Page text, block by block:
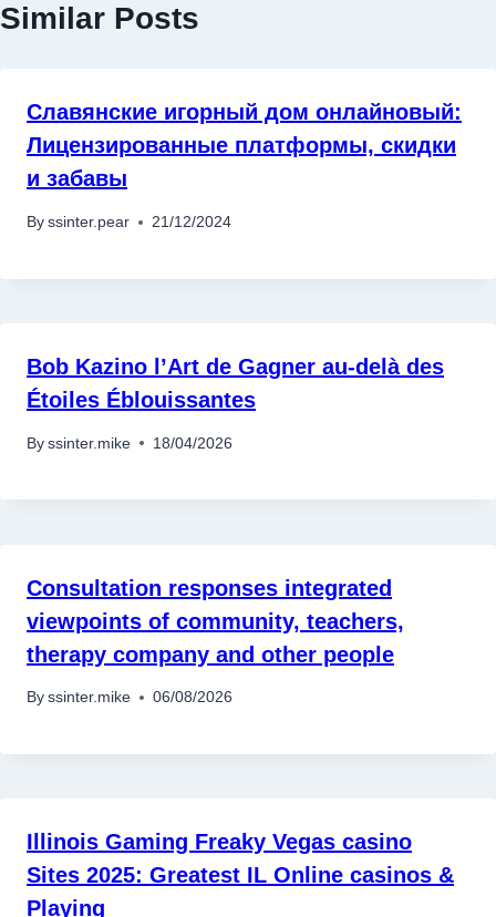
Similar Posts
Славянские игорный дом онлайновый:
Лицензированные платформы, скидки
и забавы
By ssinter.pear 21/12/2024
Bob Kazino l’Art de Gagner au-delà des
Étoiles Éblouissantes
By ssinter.mike 18/04/2026
Consultation responses integrated
viewpoints of community, teachers,
therapy company and other people
By ssinter.mike 06/08/2026
Illinois Gaming Freaky Vegas casino
Sites 2025: Greatest IL Online casinos &
Playing